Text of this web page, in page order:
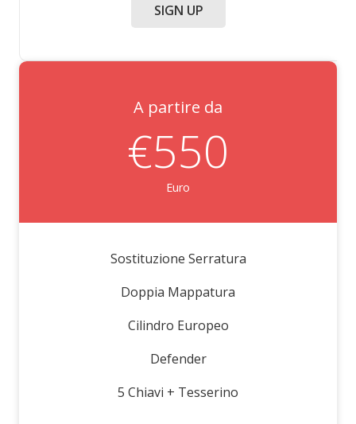
SIGN UP
A partire da
€550
Euro
Sostituzione Serratura
Doppia Mappatura
Cilindro Europeo
Defender
5 Chiavi + Tesserino